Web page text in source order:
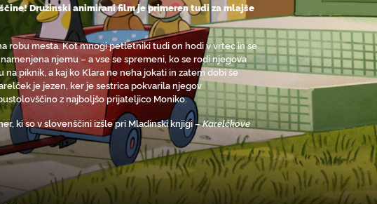
Družinski animirani film je primeren tudi za mlajše
robu mesta. Kot mnogi petletniki tudi on hodi v vrtec in se
njemu – a vse se spremeni, ko se rodi njegova
piknik, a kaj ko Klara ne neha jokati in zatem dobi še
je jezen, ker je sestrica pokvarila njegov
z najboljšo prijateljico Moniko.
ki so v slovenščini izšle pri Mladinski knjigi –Karelčkove